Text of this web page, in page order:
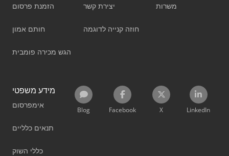
הזמנת פרסום
חותם אמון
הגש מכירה פומבית
יצירת קשר
חוזה קנייה לדוגמה
משרות
מידע משפטי
אימפרסום
תנאים כלליים
כללי השוק
Blog Facebook X LinkedIn